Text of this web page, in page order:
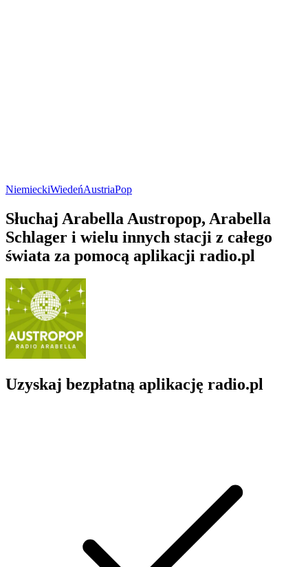
NiemieckiWiedeńAustriaPop
Słuchaj Arabella Austropop, Arabella
Schlager i wielu innych stacji z całego
świata za pomocą aplikacji radio.pl
Uzyskaj bezpłatną aplikację radio.pl